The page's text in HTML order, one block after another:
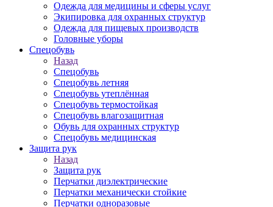
Одежда для медицины и сферы услуг
Экипировка для охранных структур
Одежда для пищевых производств
Головные уборы
Спецобувь
Назад
Спецобувь
Спецобувь летняя
Спецобувь утеплённая
Спецобувь термостойкая
Спецобувь влагозащитная
Обувь для охранных структур
Спецобувь медицинская
Защита рук
Назад
Защита рук
Перчатки диэлектрические
Перчатки механически стойкие
Перчатки одноразовые